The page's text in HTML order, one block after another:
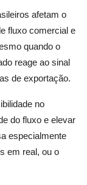
afetam o
fluxo comercial e
quando o
reage ao sinal
de exportação.
no
do fluxo e elevar
especialmente
em real, ou o